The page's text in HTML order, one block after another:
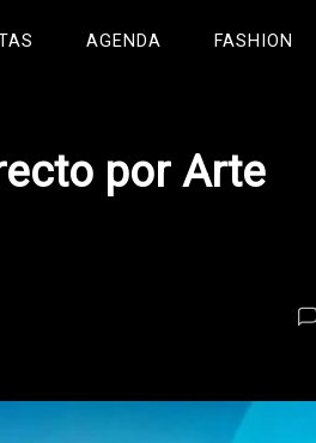
AGENDA FASHION
por Arte